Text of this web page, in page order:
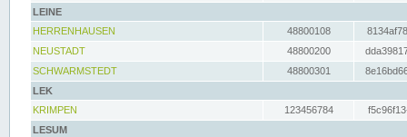
LEINE
HERRENHAUSEN
48800108
NEUSTADT
48800200
SCHWARMSTEDT
48800301
LEK
KRIMPEN
123456784
LESUM